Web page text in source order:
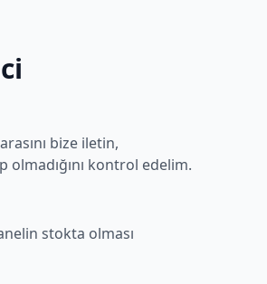
bize iletin,
kontrol edelim.
stokta olması